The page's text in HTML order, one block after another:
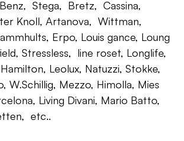
Stega, Bretz, Cassina,
Knoll, Artanova, Wittman,
Erpo, Louis gance, Loung
Stressless, line roset, Longlife,
Leolux, Natuzzi, Stokke,
W.Schillig, Mezzo, Himolla, Mies
Living Divani, Mario Batto,
etc..